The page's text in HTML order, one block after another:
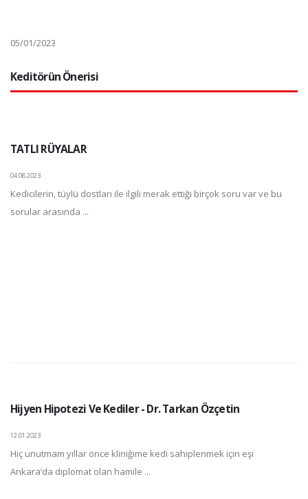
05/01/2023
Keditörün Önerisi
TATLI RÜYALAR
04.08.2023
Kedicilerin, tüylü dostları ile ilgili merak ettiği birçok soru var ve bu
sorular arasında ...
Hijyen Hipotezi Ve Kediler - Dr. Tarkan Özçetin
12.01.2023
Hiç unutmam yıllar önce kliniğime kedi sahiplenmek için eşi
Ankara’da diplomat olan hamile ...